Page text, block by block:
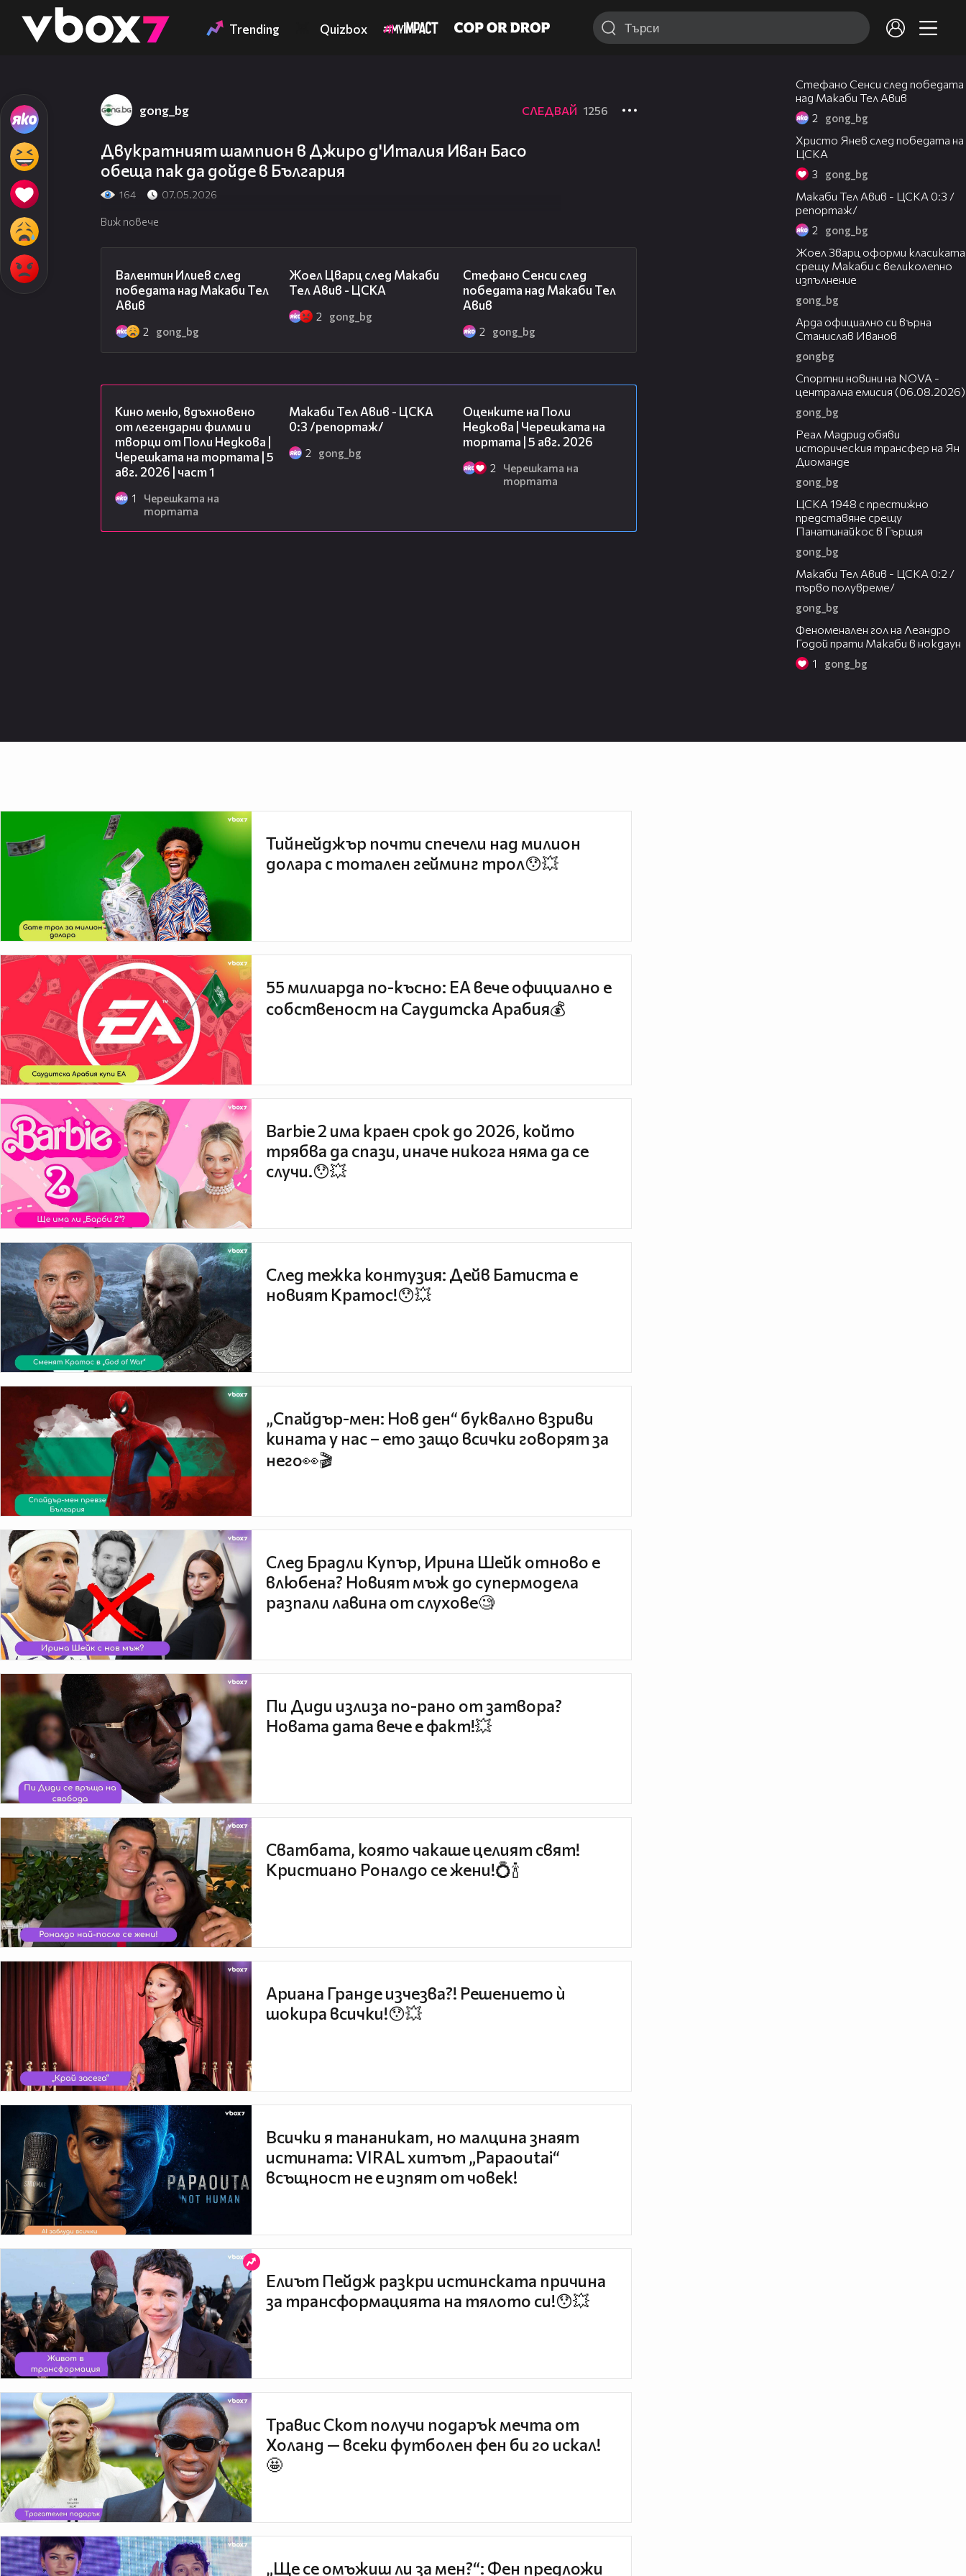
👾 Trending Quizbox
gong_bg СЛЕДВАЙ 1256
Двукратният шампион в Джиро д'Италия Иван Басо
обеща пак да дойде в България
164 07.05.2026
Виж повече
Валентин Илиев след
победата над Макаби Тел
Авив
2 gong_bg
Жоел Цварц след Макаби
Тел Авив - ЦСКА
2 gong_bg
Стефано Сенси след
победата над Макаби Тел
Авив
2 gong_bg
Кино меню, вдъхновено
от легендарни филми и
творци от Поли Недкова |
Черешката на тортата | 5
авг. 2026 | част 1
1
Черешката на
тортата
Макаби Тел Авив - ЦСКА
0:3 /репортаж/
2 gong_bg
Оценките на Поли
Недкова | Черешката на
тортата | 5 авг. 2026
2
Черешката на
тортата
Стефано Сенси след победата
над Макаби Тел Авив
2 gong_bg
Христо Янев след победата на
ЦСКА
3 gong_bg
Макаби Тел Авив - ЦСКА 0:3 /
репортаж/
2 gong_bg
Жоел Зварц оформи класиката
срещу Макаби с великолепно
изпълнение
gong_bg
Арда официално си върна
Станислав Иванов
gongbg
Спортни новини на NOVA -
централна емисия (06.08.2026)
gong_bg
Реал Мадрид обяви
историческия трансфер на Ян
Диоманде
gong_bg
ЦСКА 1948 с престижно
представяне срещу
Панатинайкос в Гърция
gong_bg
Макаби Тел Авив - ЦСКА 0:2 /
първо полувреме/
gong_bg
Феноменален гол на Леандро
Годой прати Макаби в нокдаун
1 gong_bg
Тийнейджър почти спечели над милион
долара с тотален гейминг трол😯💥
55 милиарда по-късно: EA вече официално е
собственост на Саудитска Арабия💰
Barbie 2 има краен срок до 2026, който
трябва да спази, иначе никога няма да се
случи.😯💥
След тежка контузия: Дейв Батиста е
новият Кратос!😯💥
„Спайдър-мен: Нов ден“ буквално взриви
кината у нас – ето защо всички говорят за
него👀🎬
След Брадли Купър, Ирина Шейк отново е
влюбена? Новият мъж до супермодела
разпали лавина от слухове🧐
Пи Диди излиза по-рано от затвора?
Новата дата вече е факт!💥
Сватбата, която чакаше целият свят!
Кристиано Роналдо се жени!💍🍾
Ариана Гранде изчезва?! Решението ѝ
шокира всички!😯💥
Всички я тананикат, но малцина знаят
истината: VIRAL хитът „Papaoutai“
всъщност не е изпят от човек!
Елиът Пейдж разкри истинската причина
за трансформацията на тялото си!😯💥
Травис Скот получи подарък мечта от
Холанд — всеки футболен фен би го искал!
🤩
„Ще се омъжиш ли за мен?“: Фен предложи